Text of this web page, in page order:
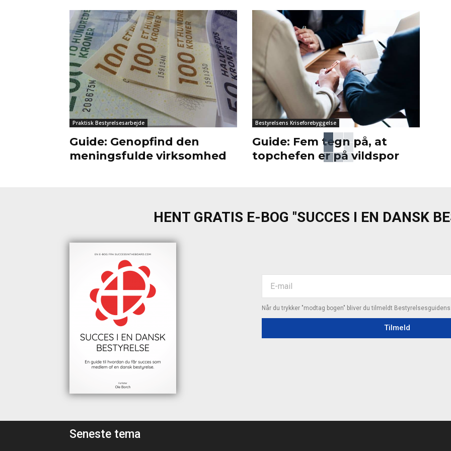
Praktisk Bestyrelsesarbejde
Guide: Genopfind den
meningsfulde virksomhed
Bestyrelsens Kriseforebyggelse
Guide: Fem tegn på, at
topchefen er på vildspor
HENT GRATIS E-BOG "SUCCES I EN DANSK
Når du trykker "modtag bogen" bliver du tilmeldt
Tilmeld
Seneste tema